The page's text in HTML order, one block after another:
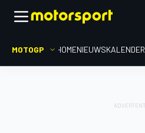
MOTOGP HOMENIEUWSKALENDER